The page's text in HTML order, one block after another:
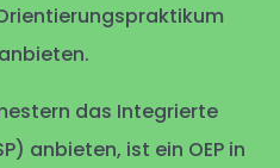
das Integrierte
anbieten, ist ein OEP in